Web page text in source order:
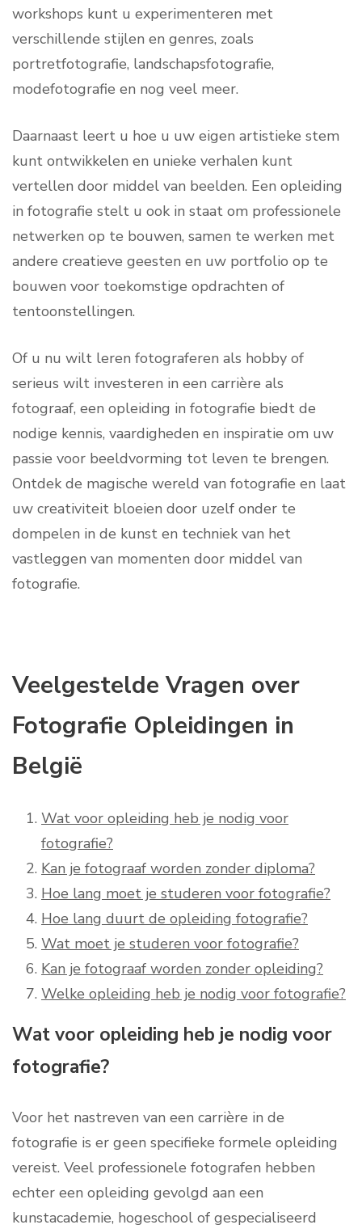
workshops kunt u experimenteren met
verschillende stijlen en genres, zoals
portretfotografie, landschapsfotografie,
modefotografie en nog veel meer.
Daarnaast leert u hoe u uw eigen artistieke stem
kunt ontwikkelen en unieke verhalen kunt
vertellen door middel van beelden. Een opleiding
in fotografie stelt u ook in staat om professionele
netwerken op te bouwen, samen te werken met
andere creatieve geesten en uw portfolio op te
bouwen voor toekomstige opdrachten of
tentoonstellingen.
Of u nu wilt leren fotograferen als hobby of
serieus wilt investeren in een carrière als
fotograaf, een opleiding in fotografie biedt de
nodige kennis, vaardigheden en inspiratie om uw
passie voor beeldvorming tot leven te brengen.
Ontdek de magische wereld van fotografie en laat
uw creativiteit bloeien door uzelf onder te
dompelen in de kunst en techniek van het
vastleggen van momenten door middel van
fotografie.
Veelgestelde Vragen over
Fotografie Opleidingen in
België
Wat voor opleiding heb je nodig voor
fotografie?
Kan je fotograaf worden zonder diploma?
Hoe lang moet je studeren voor fotografie?
Hoe lang duurt de opleiding fotografie?
Wat moet je studeren voor fotografie?
Kan je fotograaf worden zonder opleiding?
Welke opleiding heb je nodig voor fotografie?
Wat voor opleiding heb je nodig voor
fotografie?
Voor het nastreven van een carrière in de
fotografie is er geen specifieke formele opleiding
vereist. Veel professionele fotografen hebben
echter een opleiding gevolgd aan een
kunstacademie, hogeschool of gespecialiseerd